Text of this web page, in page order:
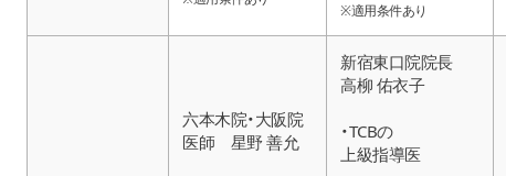
※適用条件あり
六本木院・大阪院
医師 星野 善允
新宿東口院院長
高柳 佑衣子
・TCBの
上級指導医